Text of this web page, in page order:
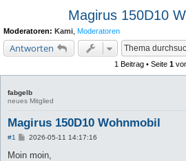
Magirus 150D10
Moderatoren: Kami Moderatoren
Antworten
1 Beitrag • Seite 1
fabgelb
neues Mitglied
Magirus 150D10 Wohnmobil
#1
B
i
2026-05-11 14:17:16
Moin moin,